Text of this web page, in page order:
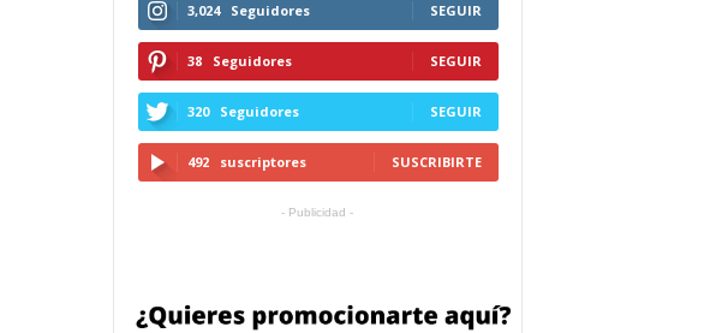
3,024 Seguidores SEGUIR
38 Seguidores SEGUIR
320 Seguidores SEGUIR
492 suscriptores SUSCRIBIRTE
- Publicidad -